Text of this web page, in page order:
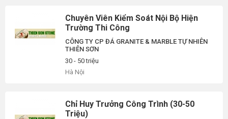
Chuyên Viên Kiểm Soát Nội Bộ Hiện
Trường Thi Công
CÔNG TY CP ĐÁ GRANITE & MARBLE TỰ NHIÊN
THIÊN SƠN
30 - 50 triệu
Hà Nội
Chỉ Huy Trưởng Công Trình (30-50
Triệu)